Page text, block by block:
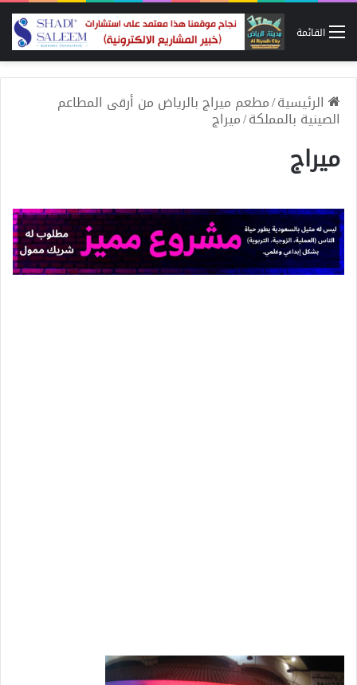
القائمة
الرئيسية/مطعم ميراج بالرياض من أرقى المطاعم
الصينية بالمملكة/ميراج
ميراج